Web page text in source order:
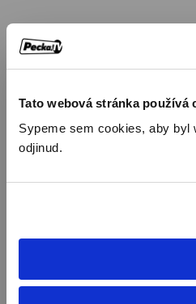
Tato webová stránka používá
Sypeme sem cookies, aby
odjinud.